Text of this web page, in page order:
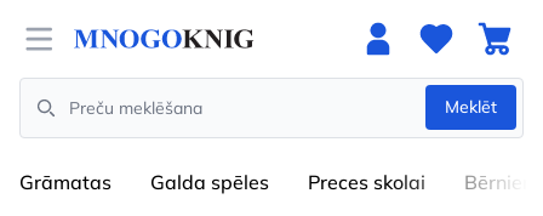
Open menu
Search
Meklēt
Grāmatas Galda spēles Preces skolai Bērniem